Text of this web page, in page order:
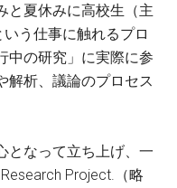
と夏休みに高校生（主
う仕事に触れるプロ
中の研究」に実際に参
解析、議論のプロセス
となって立ち上げ、一
Project.（略